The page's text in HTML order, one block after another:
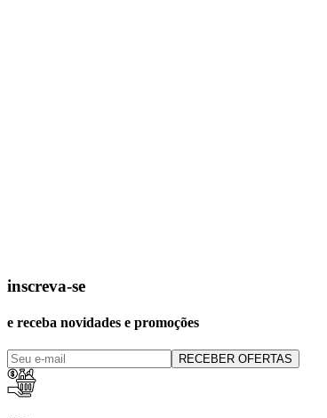
inscreva-se
e receba novidades e promoções
RECEBER OFERTAS